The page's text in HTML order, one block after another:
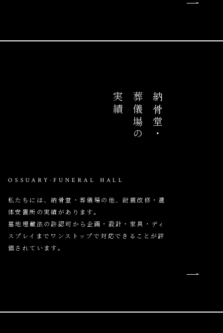
納骨堂・
葬儀場の
実績
OSSUARY·FUNERAL HALL
私たちには、納骨堂・葬儀場の他、耐震改修・遺
体安置所の実績があります。
墓地埋蔵法の許認可から企画・設計・家具・ディ
スプレイまでワンストップで対応できることが評
価されています。